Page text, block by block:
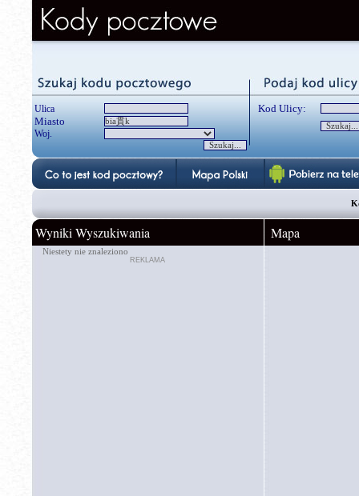
Ulica
Miasto
Woj.
Kod Ulicy:
Wyniki Wyszukiwania
Niestety nie znaleziono
REKLAMA
Mapa